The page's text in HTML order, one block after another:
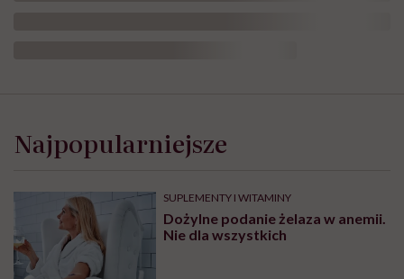
Najpopularniejsze
SUPLEMENTY I WITAMINY
Dożylne podanie żelaza w anemii.
Nie dla wszystkich